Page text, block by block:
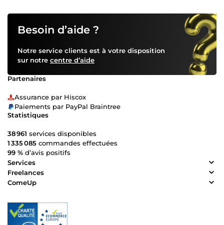
Besoin d’aide ?
Notre service clients est à votre disposition
sur notre centre d’aide
Partenaires
Assurance par Hiscox
Paiements par PayPal Braintree
Statistiques
38 961 services disponibles
1 335 085 commandes effectuées
99 % d’avis positifs
Services
Freelances
ComeUp